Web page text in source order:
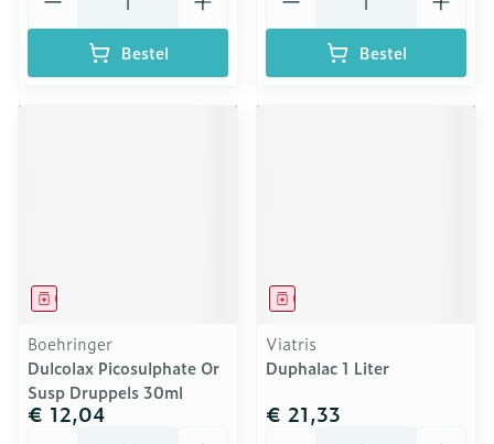
Bestel Bestel
Geneesmiddel
Boehringer
Dulcolax Picosulphate Or
Susp Druppels 30ml
€ 12,04
Geneesmiddel
Viatris
Duphalac 1 Liter
€ 21,33